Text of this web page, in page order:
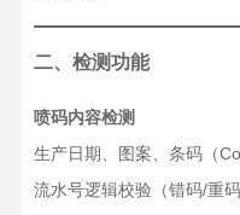
二、检测功能
喷码内容检测
生产日期、图案、条码（
流水号逻辑校验（错码/重码